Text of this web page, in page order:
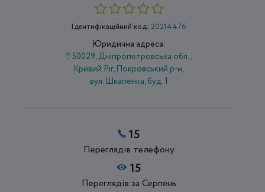
Ідентифікаційний код: 20214476
Юридична адреса:
50029, Дніпропетровська обл.,
Кривий Ріг, Покровський р-н,
вул. Шкапенка, буд. 1
15
Переглядів телефону
15
Переглядів за Серпень